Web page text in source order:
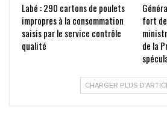
Labé : 290 cartons de poulets
impropres à la consommation
saisis par le service contrôle
qualité
fort
de la
CHARGER PLUS